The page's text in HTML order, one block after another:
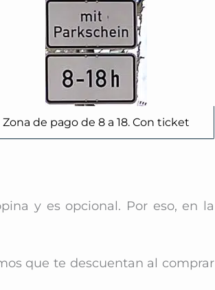
Zona de pago de 8 a 18. Con ticket
y es opcional. Por eso, en la
que te descuentan al comprar